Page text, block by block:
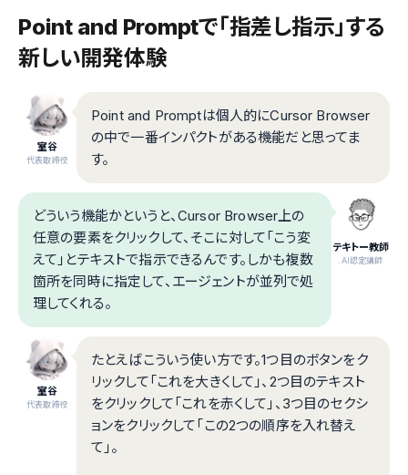
Point and Promptで「指差し指示」する
新しい開発体験
室谷
代表取締役
Point and Promptは個人的にCursor Browser
の中で一番インパクトがある機能だと思ってま
す。
テキトー教師
.AI認定講師
どういう機能かというと、Cursor Browser上の
任意の要素をクリックして、そこに対して「こう変
えて」とテキストで指示できるんです。しかも複数
箇所を同時に指定して、エージェントが並列で処
理してくれる。
室谷
代表取締役
たとえばこういう使い方です。1つ目のボタンをク
リックして「これを大きくして」、2つ目のテキスト
をクリックして「これを赤くして」、3つ目のセクシ
ョンをクリックして「この2つの順序を入れ替え
て」。